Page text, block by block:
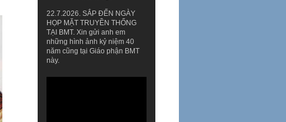
22.7.2026. SẮP ĐẾN NGÀY
HỌP MẶT TRUYỀN THỐNG
TẠI BMT. Xin gửi anh em
những hình ảnh kỷ niệm 40
năm cũng tại Giáo phận BMT
này.